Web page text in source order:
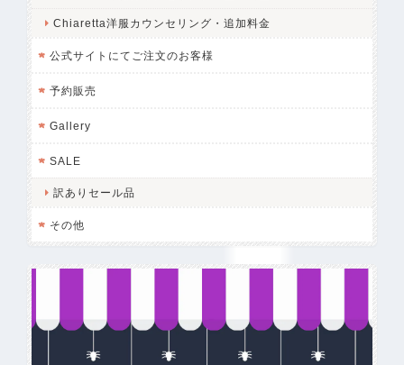
Chiaretta洋服カウンセリング・追加料金
公式サイトにてご注文のお客様
予約販売
Gallery
SALE
訳ありセール品
その他